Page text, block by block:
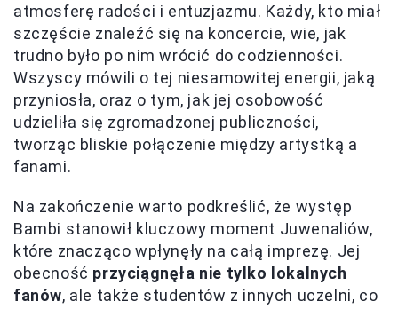
atmosferę radości i entuzjazmu. Każdy, kto miał
szczęście znaleźć się na koncercie, wie, jak
trudno było po nim wrócić do codzienności.
Wszyscy mówili o tej niesamowitej energii, jaką
przyniosła, oraz o tym, jak jej osobowość
udzieliła się zgromadzonej publiczności,
tworząc bliskie połączenie między artystką a
fanami.
Na zakończenie warto podkreślić, że występ
Bambi stanowił kluczowy moment Juwenaliów,
które znacząco wpłynęły na całą imprezę. Jej
obecność przyciągnęła nie tylko lokalnych
fanów, ale także studentów z innych uczelni, co